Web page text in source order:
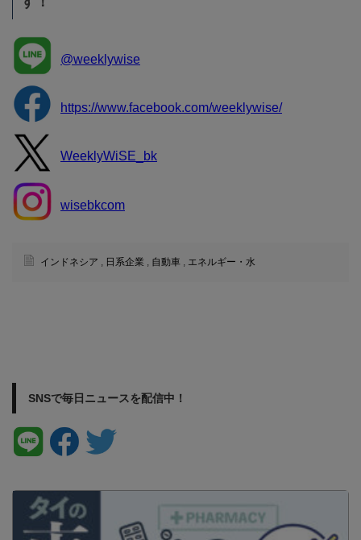
@weeklywise
https://www.facebook.com/weeklywise/
WeeklyWiSE_bk
wisebkcom
インドネシア 日系企業 自動車 エネルギー・水
SNSで毎日ニュースを配信中！